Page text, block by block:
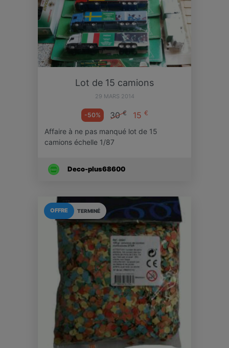
Lot de 15 camions
29 MARS 2014
-50% 30€ 15 €
Affaire à ne pas manqué lot de 15
camions échelle 1/87
Deco-plus68600
TERMINÉ
OFFRE